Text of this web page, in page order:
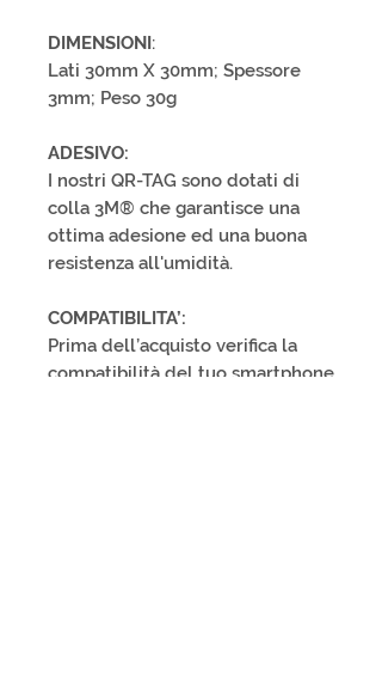
DIMENSIONI:
Lati 30mm X 30mm; Spessore
3mm; Peso 30g
ADESIVO:
I nostri QR-TAG sono dotati di
colla 3M® che garantisce una
ottima adesione ed una buona
resistenza all'umidità.
COMPATIBILITA’:
Prima dell’acquisto verifica la
compatibilità del tuo smartphone